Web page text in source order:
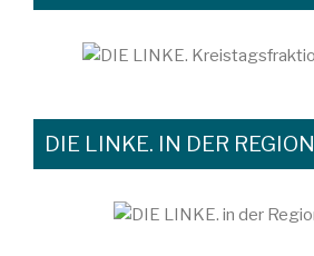
DIE LINKE. IN DER REGION